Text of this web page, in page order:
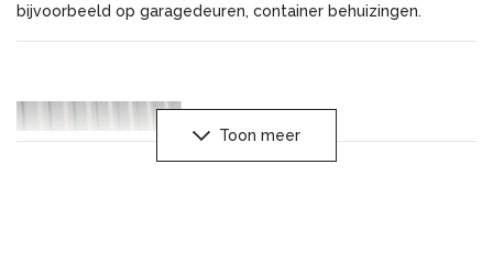
bijvoorbeeld op garagedeuren, container behuizingen.
Toon meer